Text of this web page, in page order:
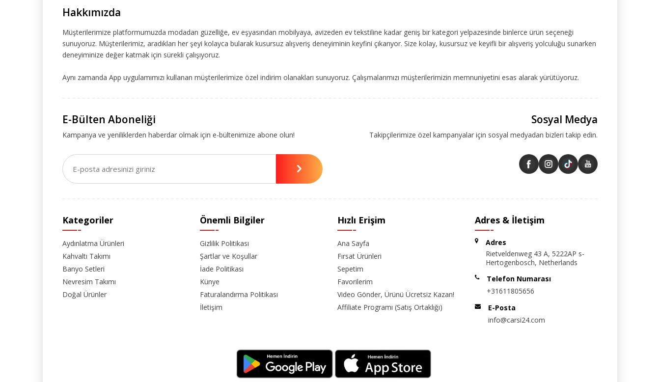
Hakkımızda
Müşterilerimize platformumuzda modadan güzelliğe, ev eşyasından mobilyaya, avizeden ev tekstiline kadar geniş bir kategori yelpazesinde binlerce ürün seçeneği
sunuyoruz. Müşterilerimiz, aradıkları her şeyi kolayca bularak kusursuz alışveriş deneyiminin keyfini çıkarıyor. Size kolay, kusursuz ve keyifli bir alışveriş yolculuğu sunarken
deneyiminize değer katmak için sürekli çalışıyoruz.
Aynı zamanda App uygulamımızı kullanan müşterilerimize özel indirim olanakları sunuyoruz. Çalışmalarımızı müşterilerimizin memnuniyetini esas alarak yürütüyoruz.
E-Bülten Aboneliği
Kampanya ve yeniliklerden haberdar olmak için e-bültenimize abone olun!
Sosyal Medya
Takipçilerimize özel kampanyalar için sosyal medyadan bizleri takip edin.
Kategoriler
Aydınlatma Ürünleri
Kahvaltı Takımı
Banyo Setleri
Nevresim Takımı
Doğal Ürünler
Önemli Bilgiler
Gizlilik Politikası
Şartlar ve Koşullar
İade Politikası
Künye
Faturalandırma Politikası
İletişim
Hızlı Erişim
Ana Sayfa
Fırsat Ürünleri
Sepetim
Favorilerim
Video Gönder, Ürünü Ücretsiz Kazan!
Affiliate Programı (Satış Ortaklığı)
Adres & İletişim
Adres
Rietveldenweg 43 A, 5222AP s-
Hertogenbosch, Netherlands
Telefon Numarası
+31611805656
E-Posta
info@carsi24.com